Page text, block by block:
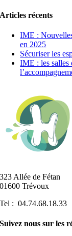
Articles récents
IME :
en 2025
Sécuriser les
IME : les salles
323 Allée de Fétan
01600 Trévoux
Tel : 04.74.68.18.33
Suivez nous sur les